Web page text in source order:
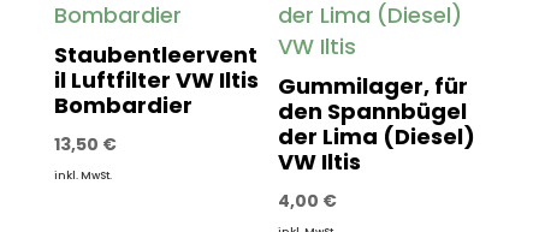
Staubentleervent
il Luftfilter VW Iltis
Bombardier
13,50 €
inkl. MwSt.
Gummilager, für
den Spannbügel
der Lima (Diesel)
VW Iltis
4,00 €